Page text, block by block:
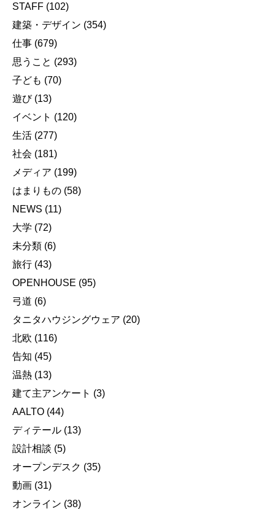
STAFF (102)
建築・デザイン (354)
仕事 (679)
思うこと (293)
子ども (70)
遊び(13)
イベント (120)
生活 (277)
社会 (181)
メディア (199)
はまりもの (58)
NEWS (11)
大学 (72)
未分類 (6)
旅行 (43)
OPENHOUSE (95)
弓道 (6)
タニタハウジングウェア (20)
北欧 (116)
告知 (45)
温熱 (13)
建て主アンケート (3)
AALTO (44)
ディテール (13)
設計相談 (5)
オープンデスク (35)
動画 (31)
オンライン (38)